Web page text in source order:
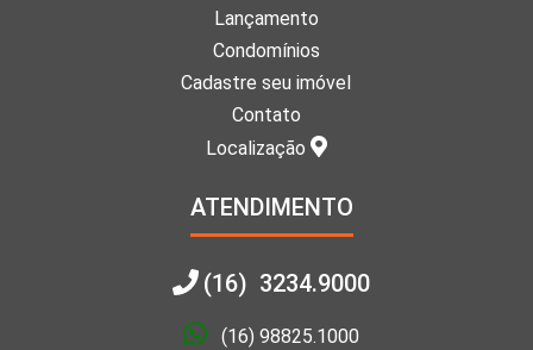
Lançamento
Condomínios
Cadastre seu imóvel
Contato
Localização
ATENDIMENTO
(16) 3234.9000
(16) 98825.1000